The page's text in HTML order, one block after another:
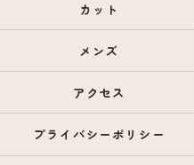
カット
メンズ
アクセス
プライバシーポリシー